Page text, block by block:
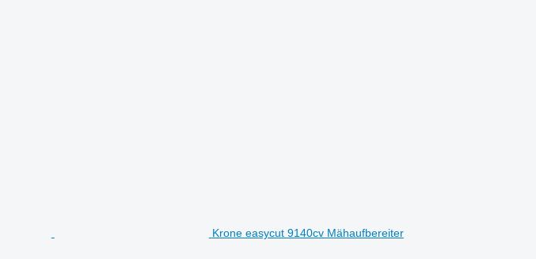
Krone easycut 9140cv Mähaufbereiter